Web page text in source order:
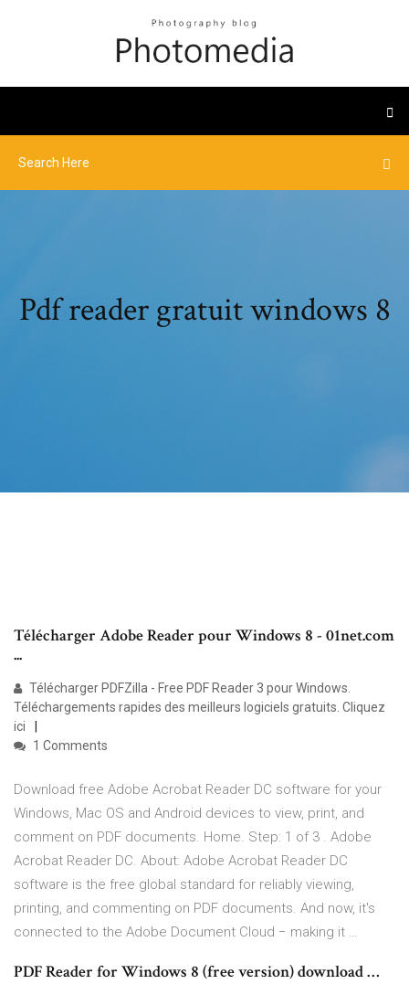
Pdf reader gratuit windows 8
Télécharger Adobe Reader pour Windows 8 - 01net.com
...
Télécharger PDFZilla - Free PDF Reader 3 pour Windows.
Téléchargements rapides des meilleurs logiciels gratuits. Cliquez
ici
1 Comments
Download free Adobe Acrobat Reader DC software for your
Windows, Mac OS and Android devices to view, print, and
comment on PDF documents. Home. Step: 1 of 3 . Adobe
Acrobat Reader DC. About: Adobe Acrobat Reader DC
software is the free global standard for reliably viewing,
printing, and commenting on PDF documents. And now, it's
connected to the Adobe Document Cloud − making it …
PDF Reader for Windows 8 (free version) download …